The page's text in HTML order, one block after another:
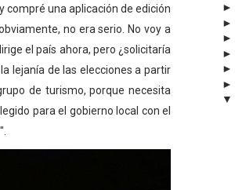
compré una aplicación de edición
no era serio. No voy a
el país ahora, pero ¿solicitaría
lejanía de las elecciones a partir
de turismo, porque necesita
para el gobierno local con el
►
►
►
►
►
►
▼